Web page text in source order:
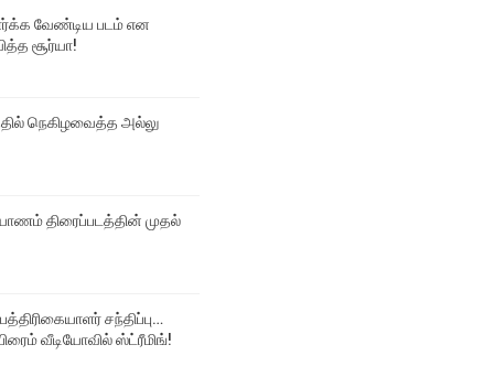
வேண்டிய படம் என
சூர்யா!
நெகிழவைத்த அல்லு
திரைப்படத்தின் முதல்
சந்திப்பு…
வீடியோவில் ஸ்ட்ரீமிங்!